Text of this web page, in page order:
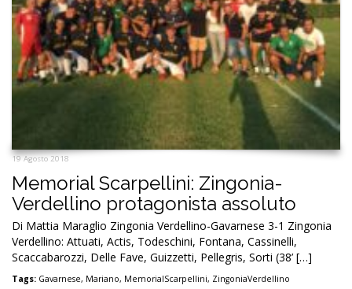
19 Agosto 2018
Memorial Scarpellini: Zingonia-
Verdellino protagonista assoluto
Di Mattia Maraglio Zingonia Verdellino-Gavarnese 3-1 Zingonia
Verdellino: Attuati, Actis, Todeschini, Fontana, Cassinelli,
Scaccabarozzi, Delle Fave, Guizzetti, Pellegris, Sorti (38’ […]
Tags: Gavarnese, Mariano, MemorialScarpellini, ZingoniaVerdellino